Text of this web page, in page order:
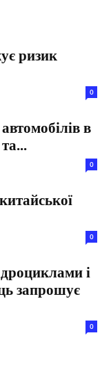
ризик
0
в
0
0
і
запрошує
0